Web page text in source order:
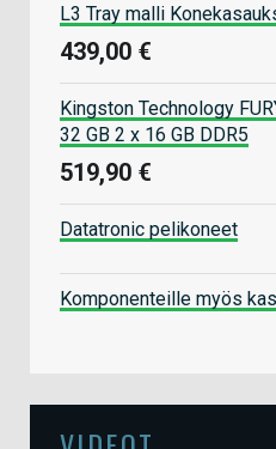
L3 Tray malli
439,00 €
Kingston Technology
32 GB 2 x 16 GB DDR5
519,90 €
Datatronic pelikoneet
Komponenteille myös